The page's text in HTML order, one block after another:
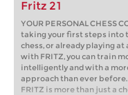
Fritz 21
YOUR PERSONAL CHESS
taking your first steps into
chess, or already playing
with FRITZ, you can train
intelligently and with a
approach than ever before.
FRITZ is more than just a